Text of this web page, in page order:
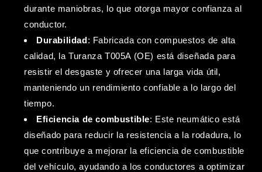
durante maniobras, lo que otorga mayor confianza al
conductor.
Durabilidad: Fabricada con compuestos de alta
calidad, la Turanza T005A (OE) está diseñada para
resistir el desgaste y ofrecer una larga vida útil,
manteniendo un rendimiento confiable a lo largo del
tiempo.
Eficiencia de combustible: Este neumático está
diseñado para reducir la resistencia a la rodadura, lo
que contribuye a mejorar la eficiencia de combustible
del vehículo, ayudando a los conductores a optimizar